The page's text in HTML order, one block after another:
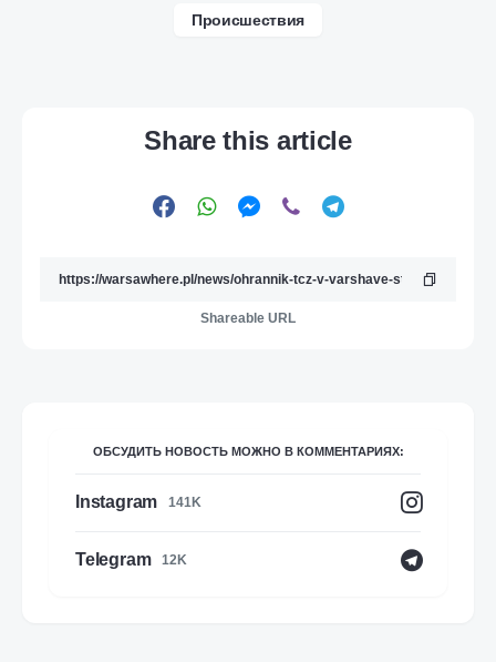
Происшествия
Share this article
Shareable URL
ОБСУДИТЬ НОВОСТЬ МОЖНО В КОММЕНТАРИЯХ:
Instagram 141K
Telegram 12K